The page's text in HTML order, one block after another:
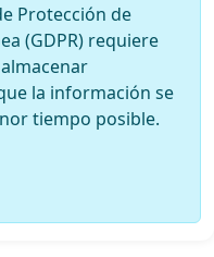
Protección de
(GDPR) requiere
la información se
tiempo posible.